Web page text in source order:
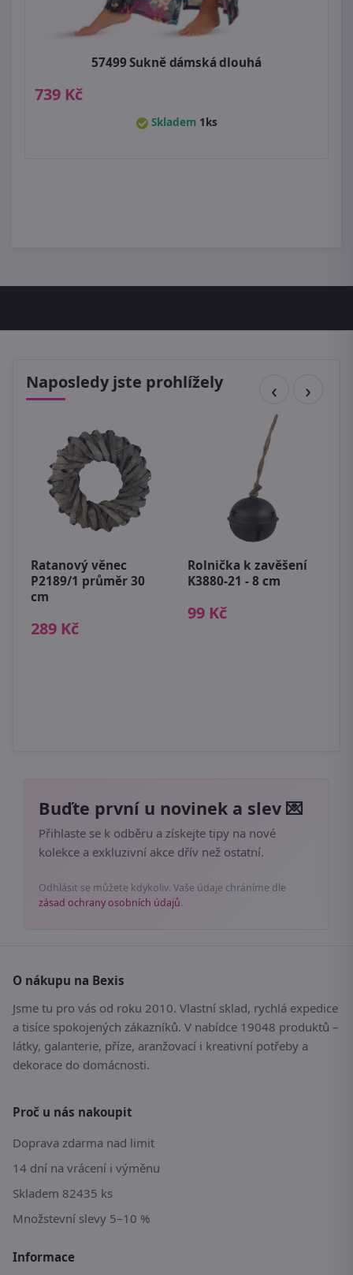
57499 Sukně dámská dlouhá
739 Kč
Skladem 1ks
Naposledy jste prohlížely
Ratanový věnec
P2189/1 průměr 30
cm
289 Kč
Rolnička k zavěšení
K3880-21 - 8 cm
99 Kč
Buďte první u novinek a slev 💌
Přihlaste se k odběru a získejte tipy na nové
kolekce a exkluzivní akce dřív než ostatní.
Odhlásit se můžete kdykoliv. Vaše údaje chráníme dle
zásad ochrany osobních údajů.
O nákupu na Bexis
Jsme tu pro vás od roku 2010. Vlastní sklad, rychlá expedice
a tisíce spokojených zákazníků. V nabídce 19048 produktů –
látky, galanterie, příze, aranžovací i kreativní potřeby a
dekorace do domácnosti.
Proč u nás nakoupit
Doprava zdarma nad limit
14 dní na vrácení i výměnu
Skladem 82435 ks
Množstevní slevy 5–10 %
Informace